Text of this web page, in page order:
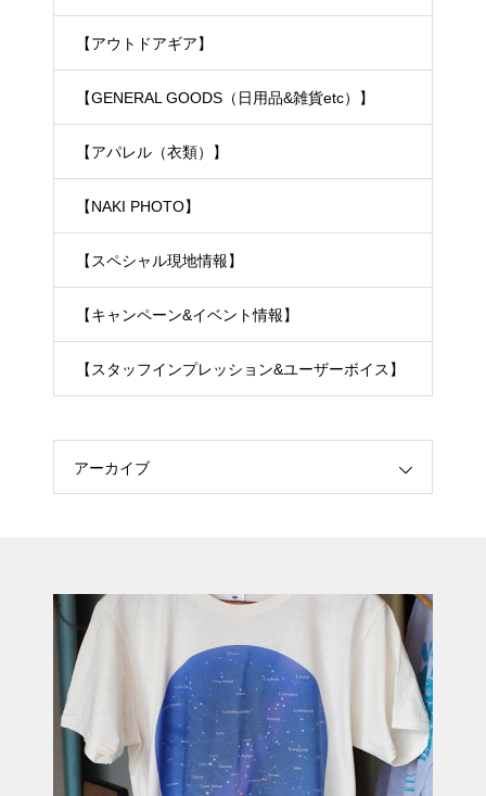
【アウトドアギア】
【GENERAL GOODS（日用品&雑貨etc）】
【アパレル（衣類）】
【NAKI PHOTO】
【スペシャル現地情報】
【キャンペーン&イベント情報】
【スタッフインプレッション&ユーザーボイス】
アーカイブ